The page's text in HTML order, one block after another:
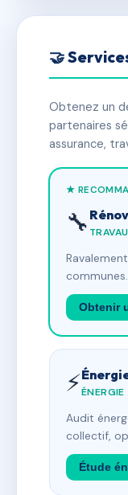
🤝
Obtenez un
partenaires
assurance,
★
🔧
Obtenir
⚡ÉNERGIE
Audit
collectif,
Étude